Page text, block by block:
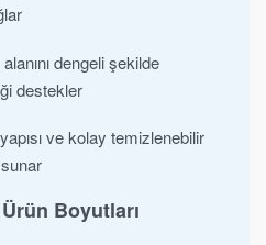
dengeli şekilde
destekler
ve kolay temizlenebilir
Boyutları